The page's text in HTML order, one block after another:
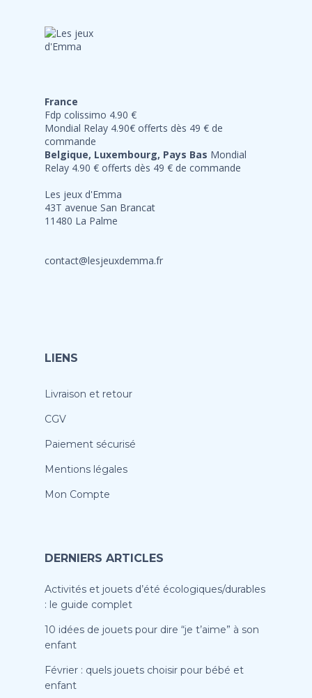
France
Fdp colissimo 4.90 €
Mondial Relay 4.90€ offerts dès 49 € de
commande
Belgique, Luxembourg, Pays Bas Mondial
Relay 4.90 € offerts dès 49 € de commande
Les jeux d'Emma
43T avenue San Brancat
11480 La Palme
contact@lesjeuxdemma.fr
LIENS
Livraison et retour
CGV
Paiement sécurisé
Mentions légales
Mon Compte
DERNIERS ARTICLES
Activités et jouets d’été écologiques/durables
: le guide complet
10 idées de jouets pour dire “je t’aime” à son
enfant
Février : quels jouets choisir pour bébé et
enfant